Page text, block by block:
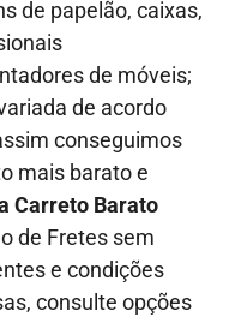
de papelão, caixas,
de móveis;
de acordo
conseguimos
mais barato e
Carreto Barato
de Fretes sem
e condições
consulte opções